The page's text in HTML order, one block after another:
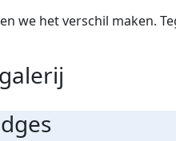
we het verschil maken.
galerij